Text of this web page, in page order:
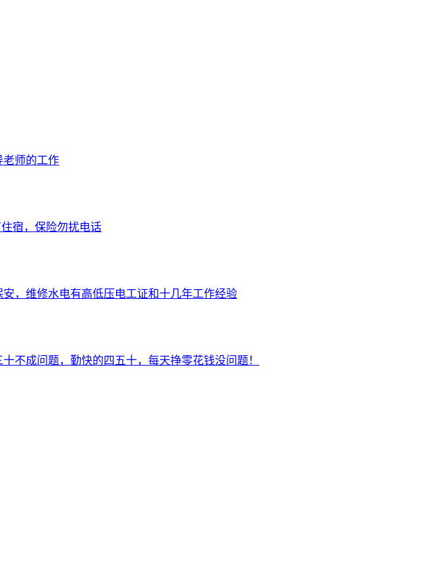
老师的工作
宿，保险勿扰电话
，维修水电有高低压电工证和十几年工作经验
不成问题，勤快的四五十，每天挣零花钱没问题！